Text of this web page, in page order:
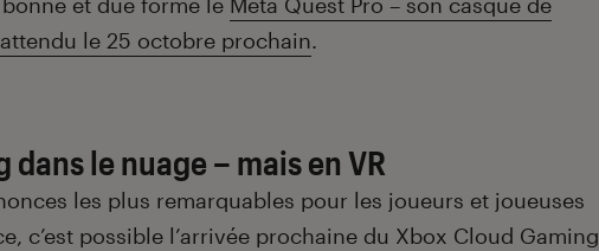
le 25 octobre prochain.
dans le nuage – mais en VR
les plus remarquables pour les joueurs et joueuses
c’est possible l’arrivée prochaine du Xbox Cloud Gaming